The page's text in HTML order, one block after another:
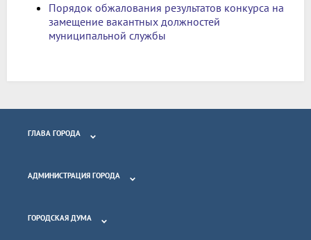
Порядок обжалования результатов конкурса на
замещение вакантных должностей
муниципальной службы
ГЛАВА ГОРОДА
АДМИНИСТРАЦИЯ ГОРОДА
ГОРОДСКАЯ ДУМА